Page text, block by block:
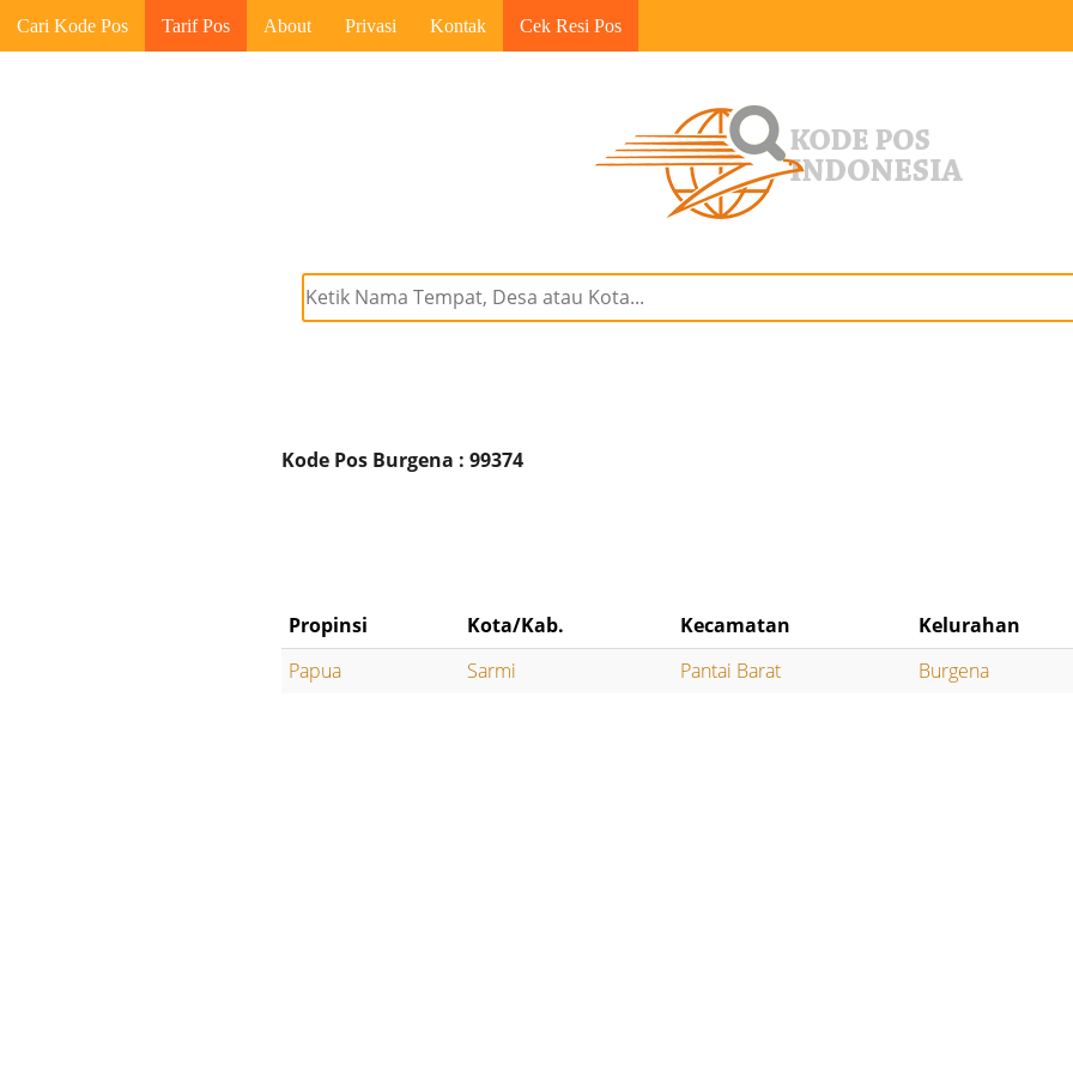
Cari Kode Pos Tarif Pos About Privasi Kontak Cek Resi Pos
Kode Pos Burgena : 99374
Propinsi Kota/Kab. Kecamatan
Kelurahan
Papua
Sarmi Pantai Barat Burgena